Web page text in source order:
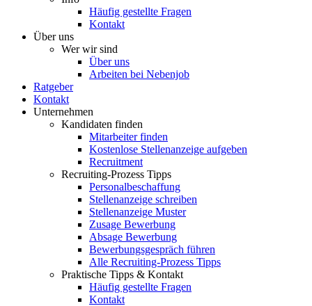
Häufig gestellte Fragen
Kontakt
Über uns
Wer wir sind
Über uns
Arbeiten bei Nebenjob
Ratgeber
Kontakt
Unternehmen
Kandidaten finden
Mitarbeiter finden
Kostenlose Stellenanzeige aufgeben
Recruitment
Recruiting-Prozess Tipps
Personalbeschaffung
Stellenanzeige schreiben
Stellenanzeige Muster
Zusage Bewerbung
Absage Bewerbung
Bewerbungsgespräch führen
Alle Recruiting-Prozess Tipps
Praktische Tipps & Kontakt
Häufig gestellte Fragen
Kontakt